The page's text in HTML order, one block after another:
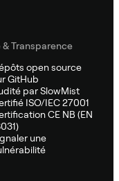
& Transparence
open source
GitHub
par SlowMist
ISO/IEC 27001
CE NB (EN
une